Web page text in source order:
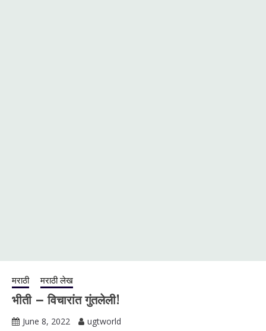
मराठी मराठी लेख
भीती – विचारांत गुंतलेली!
June 8, 2022 ugtworld